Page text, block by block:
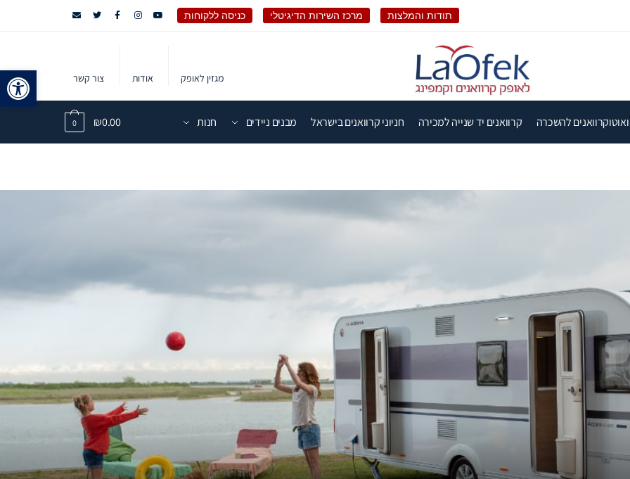
תודות והמלצות מרכז השירות הדיגיטלי כניסה ללקוחות
מגזין לאופק אודות צור קשר
להשכרה קרוואנים יד שנייה למכירה חניוני קרוואנים בישראל מבנים ניידים חנות ₪0.00
0